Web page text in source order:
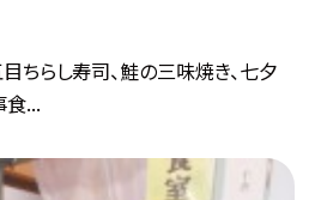
ちらし寿司、鮭の三味焼き、七夕
食...